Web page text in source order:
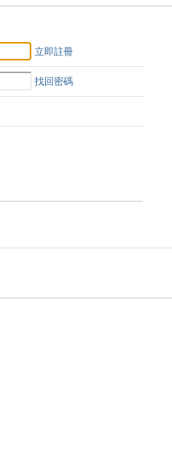
立即註冊
找回密碼